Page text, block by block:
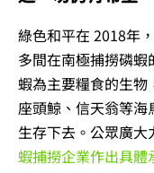
綠色和平在 2018年
多間在南極捕撈磷
蝦為主要糧食的生物
座頭鯨、信天翁等
生存下去。公眾廣大
蝦捕撈企業作出具體